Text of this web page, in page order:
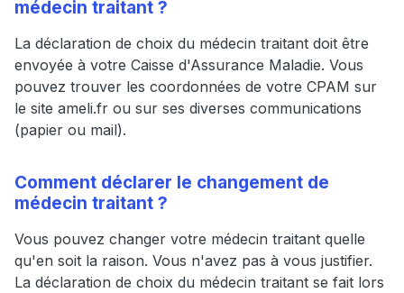
médecin traitant ?
La déclaration de choix du médecin traitant doit être
envoyée à votre Caisse d'Assurance Maladie. Vous
pouvez trouver les coordonnées de votre CPAM sur
le site ameli.fr ou sur ses diverses communications
(papier ou mail).
Comment déclarer le changement de
médecin traitant ?
Vous pouvez changer votre médecin traitant quelle
qu'en soit la raison. Vous n'avez pas à vous justifier.
La déclaration de choix du médecin traitant se fait lors